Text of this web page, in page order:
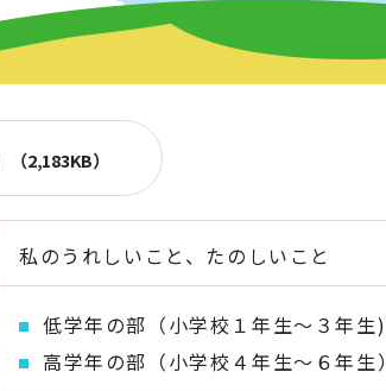
（2,183KB）
私のうれしいこと、たのしいこと
低学年の部（小学校１年生～３年生)
高学年の部（小学校４年生～６年生）